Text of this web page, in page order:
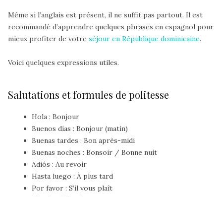
Même si l’anglais est présent, il ne suffit pas partout. Il est
recommandé d’apprendre quelques phrases en espagnol pour
mieux profiter de votre séjour en République dominicaine.
Voici quelques expressions utiles.
Salutations et formules de politesse
Hola : Bonjour
Buenos días : Bonjour (matin)
Buenas tardes : Bon après-midi
Buenas noches : Bonsoir / Bonne nuit
Adiós : Au revoir
Hasta luego : À plus tard
Por favor : S’il vous plaît